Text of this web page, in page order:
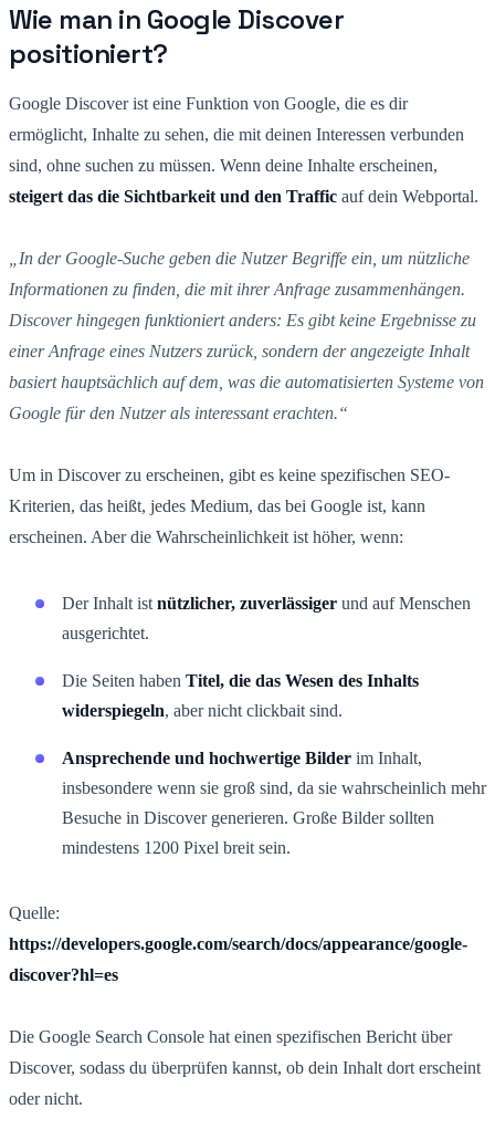
Wie man in Google Discover
positioniert?
Google Discover ist eine Funktion von Google, die es dir
ermöglicht, Inhalte zu sehen, die mit deinen Interessen verbunden
sind, ohne suchen zu müssen. Wenn deine Inhalte erscheinen,
steigert das die Sichtbarkeit und den Traffic auf dein Webportal.
„In der Google-Suche geben die Nutzer Begriffe ein, um nützliche
Informationen zu finden, die mit ihrer Anfrage zusammenhängen.
Discover hingegen funktioniert anders: Es gibt keine Ergebnisse zu
einer Anfrage eines Nutzers zurück, sondern der angezeigte Inhalt
basiert hauptsächlich auf dem, was die automatisierten Systeme von
Google für den Nutzer als interessant erachten.“
Um in Discover zu erscheinen, gibt es keine spezifischen SEO-
Kriterien, das heißt, jedes Medium, das bei Google ist, kann
erscheinen. Aber die Wahrscheinlichkeit ist höher, wenn:
Der Inhalt ist nützlicher, zuverlässiger und auf Menschen
ausgerichtet.
Die Seiten haben Titel, die das Wesen des Inhalts
widerspiegeln, aber nicht clickbait sind.
Ansprechende und hochwertige Bilder im Inhalt,
insbesondere wenn sie groß sind, da sie wahrscheinlich mehr
Besuche in Discover generieren. Große Bilder sollten
mindestens 1200 Pixel breit sein.
Quelle:
https://developers.google.com/search/docs/appearance/google-
discover?hl=es
Die Google Search Console hat einen spezifischen Bericht über
Discover, sodass du überprüfen kannst, ob dein Inhalt dort erscheint
oder nicht.